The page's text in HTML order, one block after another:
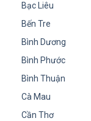
Bạc Liêu
Bến Tre
Bình Dương
Bình Phước
Bình Thuận
Cà Mau
Cần Thơ